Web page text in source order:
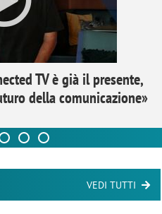
TV è già il presente,
della comunicazione»
VEDI TUTTI